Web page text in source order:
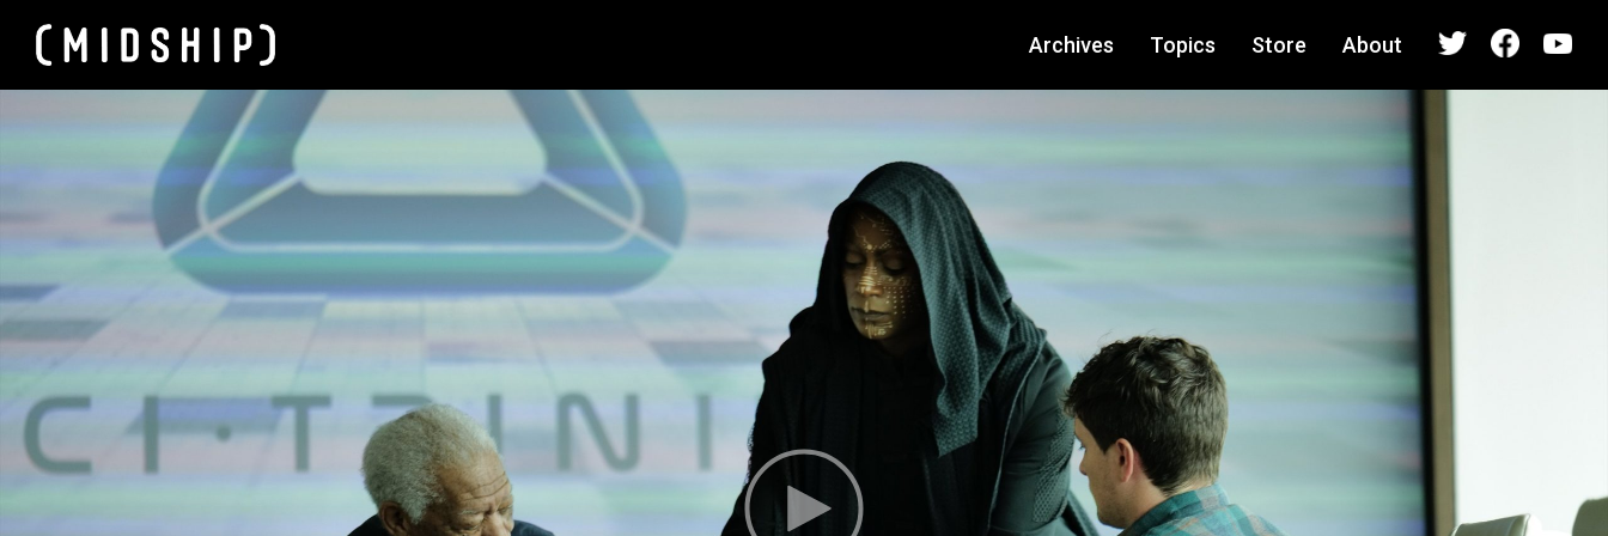
Archives Topics Store About